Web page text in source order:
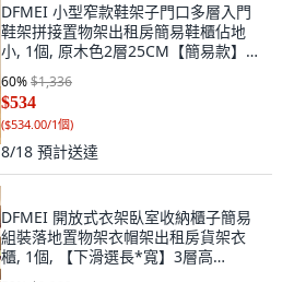
DFMEI 小型窄款鞋架子門口多層入門
鞋架拼接置物架出租房簡易鞋櫃佔地
小, 1個, 原木色2層25CM【簡易款】:
60%$1,336
$534
($534.00/1個)
8/18 預計送達
DFMEI 開放式衣架臥室收納櫃子簡易
組裝落地置物架衣帽架出租房貨架衣
櫃, 1個, 【下滑選長*寬】3層高
160cm【含掛衣杆*1根】:長60寬